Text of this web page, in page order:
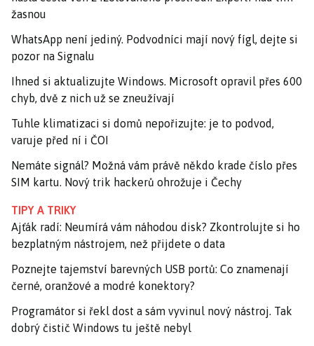
žasnou
WhatsApp není jediný. Podvodníci mají nový fígl, dejte si
pozor na Signalu
Ihned si aktualizujte Windows. Microsoft opravil přes 600
chyb, dvě z nich už se zneužívají
Tuhle klimatizaci si domů nepořizujte: je to podvod,
varuje před ní i ČOI
Nemáte signál? Možná vám právě někdo krade číslo přes
SIM kartu. Nový trik hackerů ohrožuje i Čechy
TIPY A TRIKY
Ajťák radí: Neumírá vám náhodou disk? Zkontrolujte si ho
bezplatným nástrojem, než přijdete o data
Poznejte tajemství barevných USB portů: Co znamenají
černé, oranžové a modré konektory?
Programátor si řekl dost a sám vyvinul nový nástroj. Tak
dobrý čistič Windows tu ještě nebyl